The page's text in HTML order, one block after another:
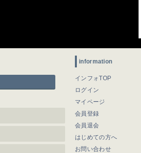
information
インフォTOP
ログイン
マイページ
会員登録
会員退会
はじめての方へ
お問い合わせ